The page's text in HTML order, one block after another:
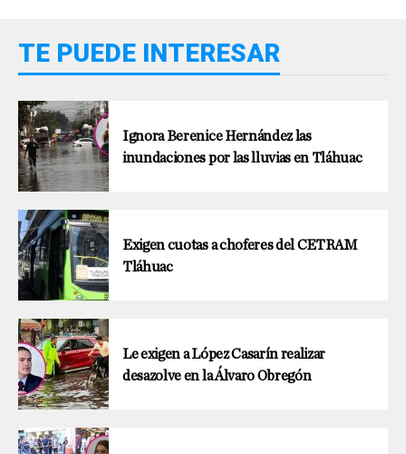
TE PUEDE INTERESAR
Ignora Berenice Hernández las
inundaciones por las lluvias en Tláhuac
Exigen cuotas a choferes del CETRAM
Tláhuac
Le exigen a López Casarín realizar
desazolve en la Álvaro Obregón